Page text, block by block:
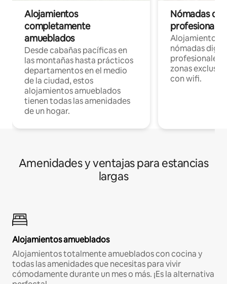
Alojamientos
completamente
amueblados
Desde cabañas pacíficas en
las montañas hasta prácticos
departamentos en el medio
de la ciudad, estos
alojamientos amueblados
tienen todas las amenidades
de un hogar.
Nómadas
Alojamientos
nómadas
profesionales
zonas
con wifi.
Amenidades y ventajas para estancias
largas
Alojamientos amueblados
Alojamientos totalmente amueblados con cocina y
todas las amenidades que necesitas para vivir
cómodamente durante un mes o más. ¡Es la alternativa